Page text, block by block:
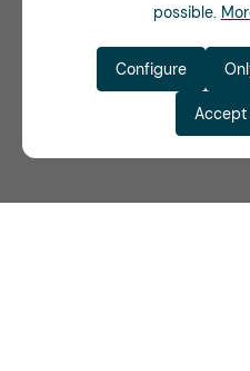
possible.
Configure
Accept